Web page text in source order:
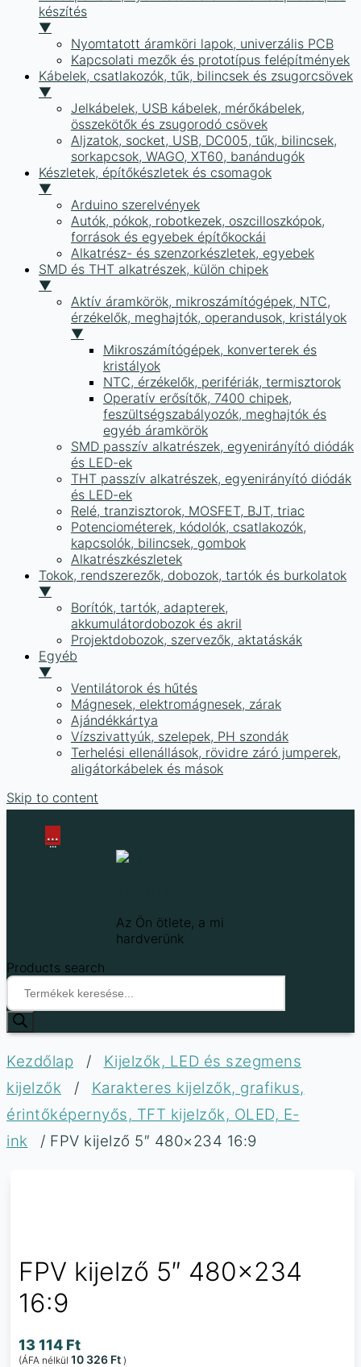
készítés
▼
Nyomtatott áramköri lapok, univerzális PCB
Kapcsolati mezők és prototípus felépítmények
Kábelek, csatlakozók, tűk, bilincsek és zsugorcsövek
▼
Jelkábelek, USB kábelek, mérőkábelek,
összekötők és zsugorodó csövek
Aljzatok, socket, USB, DC005, tűk, bilincsek,
sorkapcsok, WAGO, XT60, banándugók
Készletek, építőkészletek és csomagok
▼
Arduino szerelvények
Autók, pókok, robotkezek, oszcilloszkópok,
források és egyebek építőkockái
Alkatrész- és szenzorkészletek, egyebek
SMD és THT alkatrészek, külön chipek
▼
Aktív áramkörök, mikroszámítógépek, NTC,
érzékelők, meghajtók, operandusok, kristályok
▼
Mikroszámítógépek, konverterek és
kristályok
NTC, érzékelők, perifériák, termisztorok
Operatív erősítők, 7400 chipek,
feszültségszabályozók, meghajtók és
egyéb áramkörök
SMD passzív alkatrészek, egyenirányító diódák
és LED-ek
THT passzív alkatrészek, egyenirányító diódák
és LED-ek
Relé, tranzisztorok, MOSFET, BJT, triac
Potenciométerek, kódolók, csatlakozók,
kapcsolók, bilincsek, gombok
Alkatrészkészletek
Tokok, rendszerezők, dobozok, tartók és burkolatok
▼
Borítók, tartók, adapterek,
akkumulátordobozok és akril
Projektdobozok, szervezők, aktatáskák
Egyéb
▼
Ventilátorok és hűtés
Mágnesek, elektromágnesek, zárak
Ajándékkártya
Vízszivattyúk, szelepek, PH szondák
Terhelési ellenállások, rövidre záró jumperek,
aligátorkábelek és mások
Skip to content
Az Ön ötlete, a mi
hardverünk
Products search
...
...
Kezdőlap /
Kijelzők, LED és szegmens
kijelzők
/
Karakteres kijelzők, grafikus,
érintőképernyős, TFT kijelzők, OLED, E-
ink
/ FPV kijelző 5″ 480×234 16:9
FPV kijelző 5″ 480×234
16:9
13 114 Ft
(ÁFA nélkül 10 326 Ft )